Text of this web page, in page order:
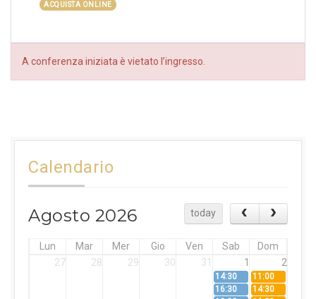
ACQUISTA ONLINE
A conferenza iniziata è vietato l’ingresso.
Calendario
Agosto 2026 today
Lun Mar Mer Gio Ven Sab
Dom
27
28 29 30 31 1 2
14:30
11:00
16:30
14:30